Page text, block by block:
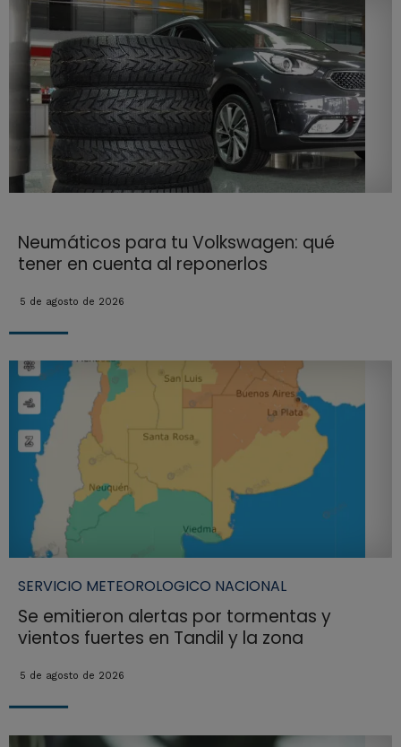
Neumáticos para tu Volkswagen: qué
tener en cuenta al reponerlos
5 de agosto de 2026
SERVICIO METEOROLOGICO NACIONAL
Se emitieron alertas por tormentas y
vientos fuertes en Tandil y la zona
5 de agosto de 2026